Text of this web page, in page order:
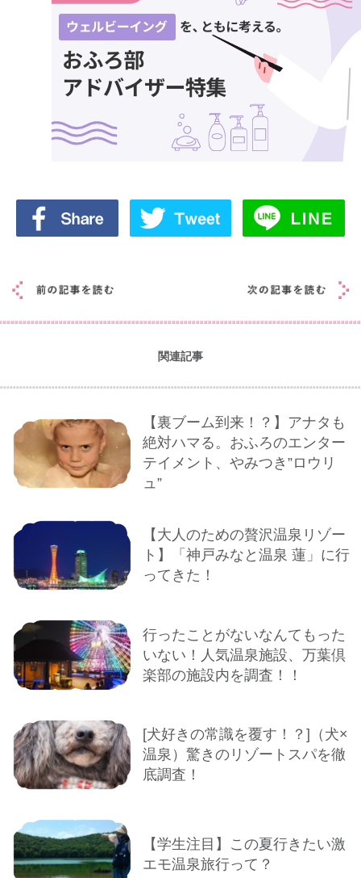
関連記事
【裏ブーム到来！？】アナタも
絶対ハマる。おふろのエンター
テイメント、やみつき”ロウリ
ュ”
【大人のための贅沢温泉リゾー
ト】「神戸みなと温泉 蓮」に行
ってきた！
行ったことがないなんてもった
いない！人気温泉施設、万葉倶
楽部の施設内を調査！！
[犬好きの常識を覆す！？]（犬×
温泉）驚きのリゾートスパを徹
底調査！
【学生注目】この夏行きたい激
エモ温泉旅行って？